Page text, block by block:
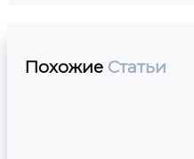
Похожие Статьи